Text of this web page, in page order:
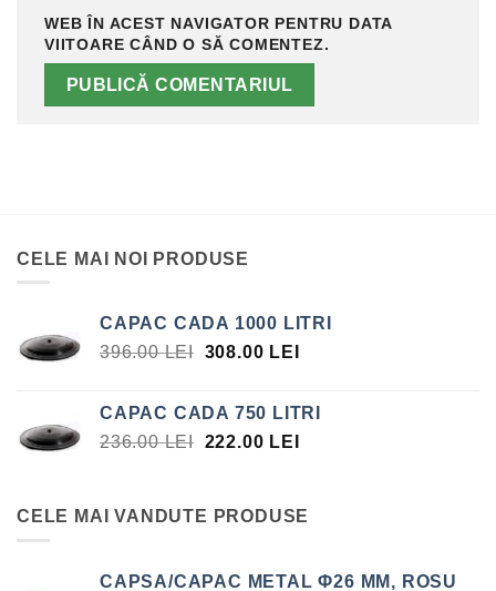
WEB ÎN ACEST NAVIGATOR PENTRU DATA
VIITOARE CÂND O SĂ COMENTEZ.
CELE MAI NOI PRODUSE
CAPAC CADA 1000 LITRI
396.00LEI PREȚUL
FOST:
396.00 LEI.
308.00 LEI PREȚUL
308.00 LEI.
CAPAC CADA 750 LITRI
236.00LEI PREȚUL
FOST:
222.00 LEI PREȚUL
222.00 LEI.
CELE MAI VANDUTE PRODUSE
CAPSA/CAPAC METAL Φ26 MM, ROSU